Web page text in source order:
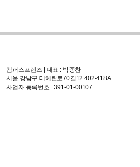
캠퍼스프렌즈 | 대표 : 박종찬
서울 강남구 테헤란로70길12 402-418A
사업자 등록번호 : 391-01-00107